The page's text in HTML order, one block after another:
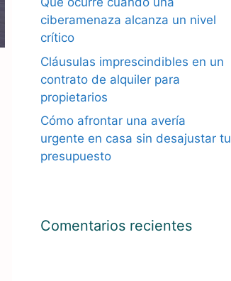
ciberamenaza alcanza un nivel
crítico
Cláusulas imprescindibles en un
contrato de alquiler para
propietarios
Cómo afrontar una avería
urgente en casa sin desajustar tu
presupuesto
Comentarios recientes